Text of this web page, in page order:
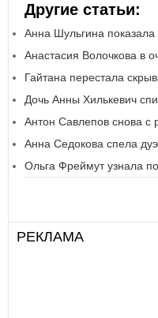
Другие статьи:
Анна Шульгина
Анастасия Волочкова в
Гайтана перестала
Дочь Анны Хилькевич
Антон Савлепов снова с
Анна Седокова спела
Ольга Фреймут узнала
РЕКЛАМА